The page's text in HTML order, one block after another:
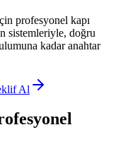
profesyonel kapı
sistemleriyle, doğru
kadar anahtar
Al